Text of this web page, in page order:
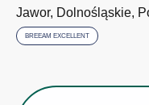
Jawor, Dolnośląskie,
BREEAM EXCELLENT